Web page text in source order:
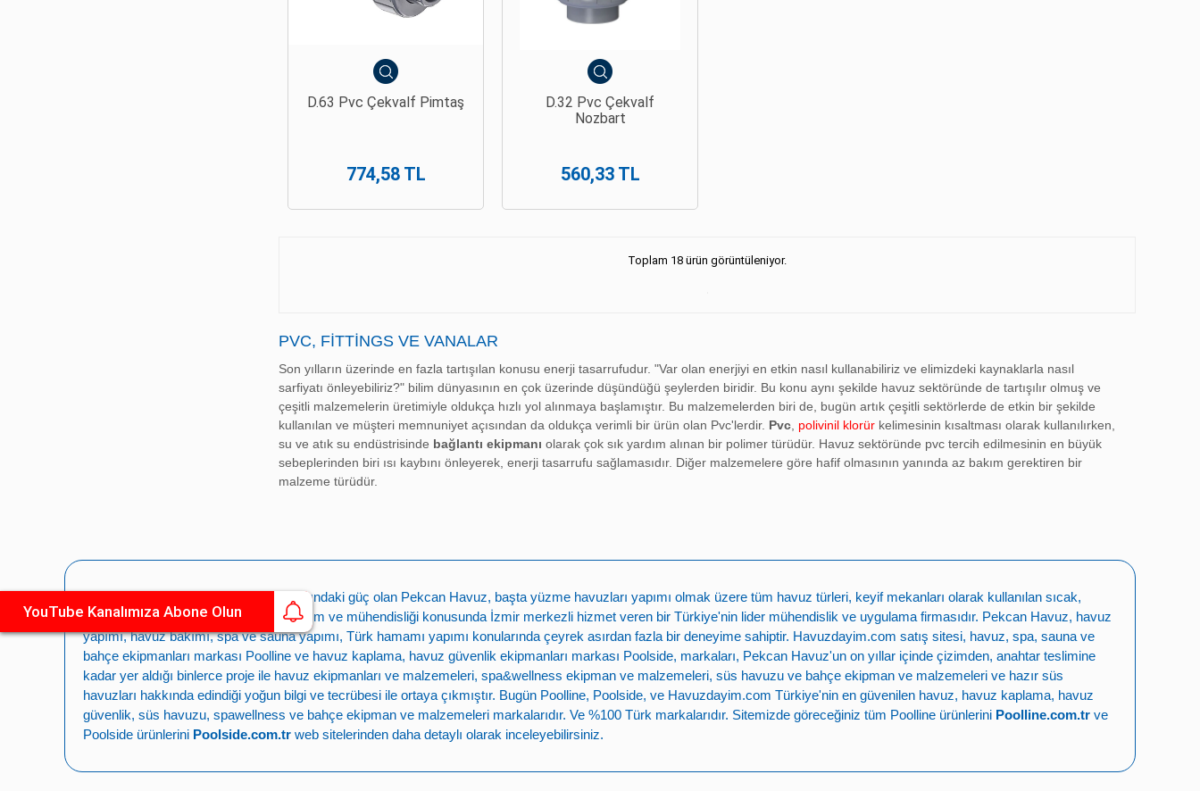
D.63 Pvc Çekvalf Pimtaş
774,58 TL
D.32 Pvc Çekvalf
Nozbart
560,33 TL
Toplam 18 ürün görüntüleniyor.
PVC, FITTINGS VE VANALAR
Son yılların üzerinde en fazla tartışılan konusu enerji tasarrufudur. "Var olan enerjiyi en etkin nasıl kullanabiliriz ve elimizdeki kaynaklarla nasıl
sarfiyatı önleyebiliriz?" bilim dünyasının en çok üzerinde düşündüğü şeylerden biridir. Bu konu aynı şekilde havuz sektöründe de tartışılır olmuş ve
çeşitli malzemelerin üretimiyle oldukça hızlı yol alınmaya başlamıştır. Bu malzemelerden biri de, bugün artık çeşitli sektörlerde de etkin bir şekilde
kullanılan ve müşteri memnuniyet açısından da oldukça verimli bir ürün olan Pvc'lerdir. Pvc polivinil klorür kelimesinin kısaltması olarak kullanılırken,
su ve atık su endüstrisinde bağlantı ekipmanı olarak çok sık yardım alınan bir polimer türüdür. Havuz sektöründe pvc tercih edilmesinin en büyük
sebeplerinden biri ısı kaybını önleyerek, enerji tasarrufu sağlamasıdır. Diğer malzemelere göre hafif olmasının yanında az bakım gerektiren bir
malzeme türüdür.
Adaptör, Pvc Körtapa, Pvc Manşon, Pvc Rekor, Pvc Kruva, küresel su vanaları, Pvc kelebek vanalar, Pvc Çekvalfler, Pvc Gözetleme Camı, Pvc
Kelepçe, Pvc Borular olarak sıralanabilir. Havuzların boşaltılmasından, doldurulmasına, havuz temizliğinden pompaların çalışmasına kadar; kısacası
havuzun su ile dolarak havuz haline gelmesi için gerekli olan tüm işlemlerde
pvc fittings ve vanalar
işlevsellik gösterirler.
Havuz malzemelerinin satışının yapıldığı, kalitesiyle sektöründe bir adım önde ilerleyen havuzdayim.com güvenilir hizmet için her geçen gün
ilerlemeyi amaçlamaktadır. Sağladığı müşteri memnuniyeti ile online satış mağazasıyla müşterilerine kolayca ulaşmayı başaran firma, pvc fittings ve
vanalar kategorisinde ihtiyaçlarınızı karşılamak için geniş ürün yelpazesi ile sizleri bekliyor!
YouTube Kanalımıza Abone Olun
satış sitesinin arkasındaki güç olan Pekcan Havuz, başta yüzme havuzları yapımı olmak üzere tüm havuz türleri, keyif mekanları olarak kullanılan sıcak,
soğuk, ıslak ve rahatlama mekan tasarım ve mühendisliği konusunda İzmir merkezli hizmet veren bir Türkiye'nin lider mühendislik ve uygulama firmasıdır. Pekcan Havuz, havuz
yapımı,havuz bakımı,spa ve sauna yapımı, Türk hamamı yapımı konularında çeyrek asırdan fazla bir deneyime sahiptir. Havuzdayim.com satış sitesi, havuz, spa, sauna ve
bahçe ekipmanları markası Poolline ve havuz kaplama, havuz güvenlik ekipmanları markası Poolside, markaları, Pekcan Havuz'un on yıllar içinde çizimden, anahtar teslimine
kadar yer aldığı binlerce proje ile havuz ekipmanları ve malzemeleri, spa&wellness ekipman ve malzemeleri, süs havuzu ve bahçe ekipman ve malzemeleri ve hazır süs
havuzları hakkında edindiği yoğun bilgi ve tecrübesi ile ortaya çıkmıştır. Bugün Poolline, Poolside, ve Havuzdayim.com Türkiye'nin en güvenilen havuz, havuz kaplama, havuz
güvenlik, süs havuzu, spawellness ve bahçe ekipman ve malzemeleri markalarıdır. Ve %100 Türk markalarıdır. Sitemizde göreceğiniz tüm Poolline ürünlerini Poolline.com.tr ve
Poolside ürünlerini Poolside.com.tr web sitelerinden daha detaylı olarak inceleyebilirsiniz.